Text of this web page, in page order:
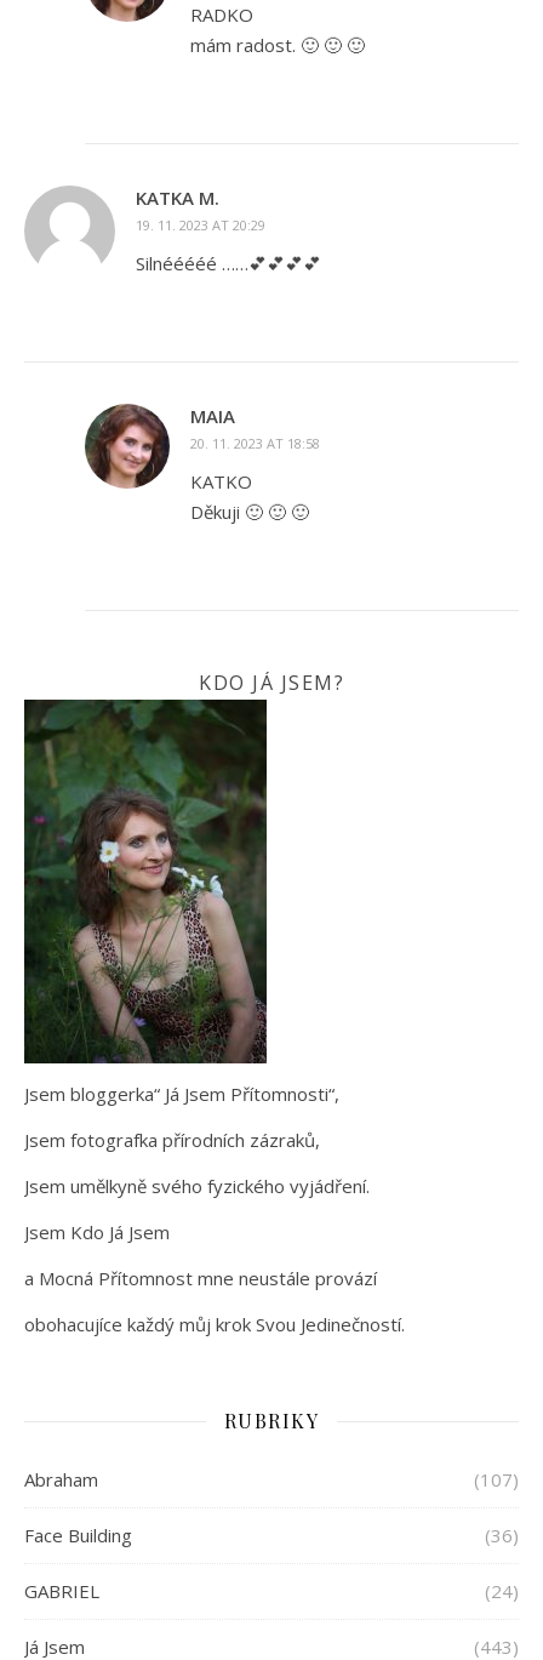
RADKO
mám radost. 🙂 🙂 🙂
KATKA M.
19. 11. 2023 AT 20:29
Silnééééé ……💕💕💕💕
MAIA
20. 11. 2023 AT 18:58
KATKO
Děkuji 🙂 🙂 🙂
KDO JÁ JSEM?
Jsem bloggerka“ Já Jsem Přítomnosti“,
Jsem fotografka přírodních zázraků,
Jsem umělkyně svého fyzického vyjádření.
Jsem Kdo Já Jsem
a Mocná Přítomnost mne neustále provází
obohacujíce každý můj krok Svou Jedinečností.
RUBRIKY
Abraham (107)
Face Building (36)
GABRIEL (24)
Já Jsem (443)